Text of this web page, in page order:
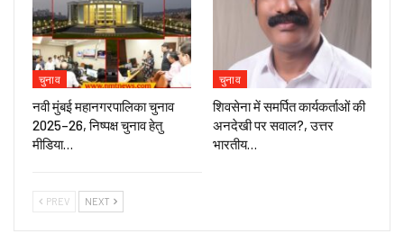
चुनाव
नवी मुंबई महानगरपालिका चुनाव
2025–26, निष्पक्ष चुनाव हेतु
मीडिया…
चुनाव
शिवसेना में समर्पित कार्यकर्ताओं की
अनदेखी पर सवाल?, उत्तर
भारतीय…
PREV NEXT